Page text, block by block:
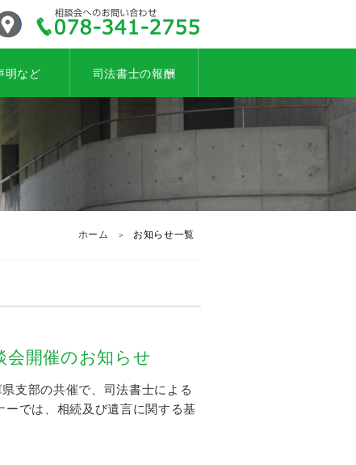
アクセス
明など 司法書士の報酬
ホーム お知らせ一覧
会開催のお知らせ
支部の共催で、司法書士による
では、相続及び遺言に関する基